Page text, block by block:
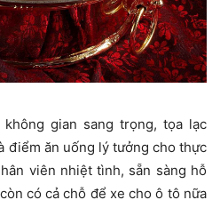
gian sang trọng, tọa lạc
điểm ăn uống lý tưởng cho thực
viên nhiệt tình, sẵn sàng hỗ
có cả chỗ để xe cho ô tô nữa